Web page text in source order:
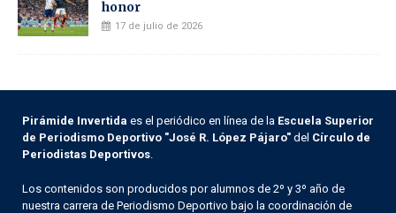
honor
17 de julio de 2026
Pirámide Invertida es el periódico en línea de la Escuela Superior
de Periodismo Deportivo "José R. López Pájaro" del Círculo de
Periodistas Deportivos
Los contenidos son producidos por alumnos de 2º y 3º año de
nuestra carrera de Periodismo Deportivo bajo la coordinación de